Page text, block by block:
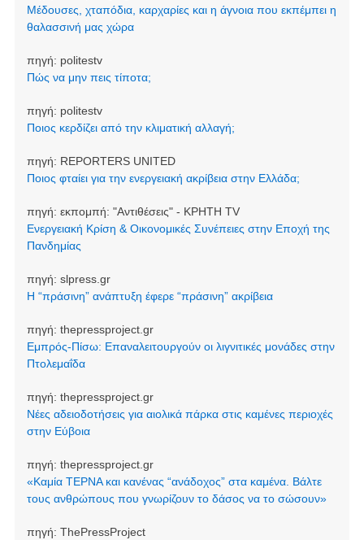
Μέδουσες, χταπόδια, καρχαρίες και η άγνοια που εκπέμπει η
θαλασσινή μας χώρα
πηγή: politestv
Πώς να μην πεις τίποτα;
πηγή: politestv
Ποιος κερδίζει από την κλιματική αλλαγή;
πηγή: REPORTERS UNITED
Ποιος φταίει για την ενεργειακή ακρίβεια στην Ελλάδα;
πηγή: εκπομπή: "Αντιθέσεις" - ΚΡΗΤΗ TV
Ενεργειακή Κρίση & Οικονομικές Συνέπειες στην Εποχή της
Πανδημίας
πηγή: slpress.gr
Η “πράσινη” ανάπτυξη έφερε “πράσινη” ακρίβεια
πηγή: thepressproject.gr
Εμπρός-Πίσω: Επαναλειτουργούν οι λιγνιτικές μονάδες στην
Πτολεμαΐδα
πηγή: thepressproject.gr
Νέες αδειοδοτήσεις για αιολικά πάρκα στις καμένες περιοχές
στην Εύβοια
πηγή: thepressproject.gr
«Καμία ΤΕΡΝΑ και κανένας “ανάδοχος” στα καμένα. Βάλτε
τους ανθρώπους που γνωρίζουν το δάσος να το σώσουν»
πηγή: ThePressProject